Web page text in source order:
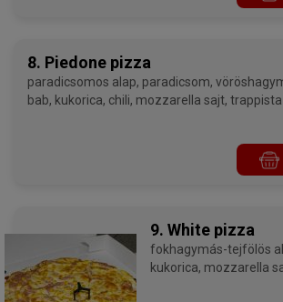
8. Piedone pizza
paradicsomos alap, paradicsom, vöröshagyma,
bab, kukorica, chili, mozzarella
9. White pizza
fokhagymás-tejfölös alap,